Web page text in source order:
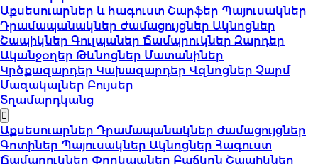
Աքսեսուարներ և հագուստ Շարֆեր Պայուսակներ
Դրամապանակներ Ժամացույցներ Ակնոցներ
Շապիկներ Գուլպաներ Ճամպրուկներ Զարդեր
Ականջօղեր Թևնոցներ Մատանիներ
Կրծքազարդեր Կախազարդեր Վզնոցներ Չարմ
Մազակալներ Բույսեր
Տղամարդկանց
Աքսեսուարներ Դրամապանակներ Ժամացույցներ
Գոտիներ Պայուսակներ Ակնոցներ Հագուստ
Ճամպրուկներ Փողկապներ Բաճկոն Շապիկներ